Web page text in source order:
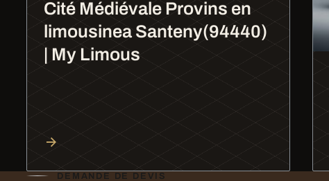
Cité Médiévale Provins en
limousinea Santeny(94440)
| My Limous
DEMANDE DE DEVIS